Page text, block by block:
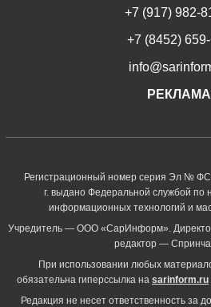
+7 (917) 982-
+7 (8452)
РЕКЛАМА
Регистрационный номер серия Эл №
г. выдано Федеральной службой по
информационных технологий и
Учредитель — ООО «СарИнформ».
редактор —
При использовании любых
обязательна гиперссылка на sarinform.ru
Редакция не несет ответственность за